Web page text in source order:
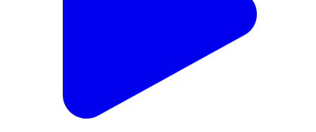
कटनी *एक पौधा–हर नागरिक' का संकल्प लेकर उमड़ा जनसैलाब,
अमकुही फिल्टर हाउस में 11हजार पौधों से महका अमृत हरित